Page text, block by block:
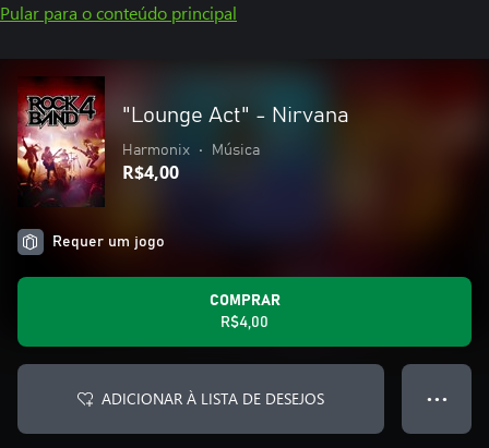
Pular para o conteúdo principal
"Lounge Act" - Nirvana
Harmonix • Música
R$4,00
Requer um jogo
COMPRAR
R$4,00
ADICIONAR À LISTA DE DESEJOS ● ● ●